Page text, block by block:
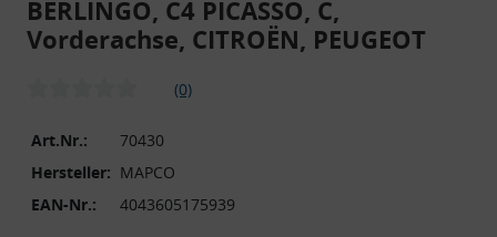
BERLINGO, C4 PICASSO, C,
Vorderachse, CITROËN, PEUGEOT
(0)
Art.Nr.:
70430
Hersteller: MAPCO
EAN-Nr.:
4043605175939